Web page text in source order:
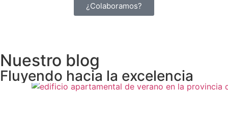
¿Colaboramos?
Nuestro blog
Fluyendo hacia la excelencia